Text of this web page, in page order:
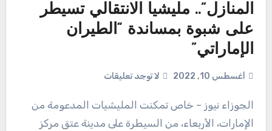
المنازل”.. مليشيا الانتقالي تسيطر
على شبوة بمساندة “الطيران
الإماراتي”
أغسطس 10, 2022 لا توجد تعليقات
الجوزاء نيوز – خاص تمكنت المليشيات المدعومة من
الإمارات، الأربعاء، من السيطرة على مدينة عتق مركز